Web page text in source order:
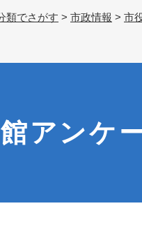
類でさがす > 市政情報 > 市
アンケ